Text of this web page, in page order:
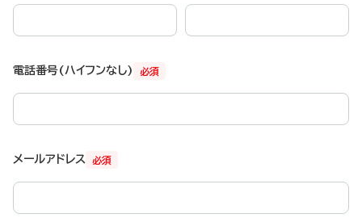
必須
電話番号(ハイフンなし)
必須
メールアドレス